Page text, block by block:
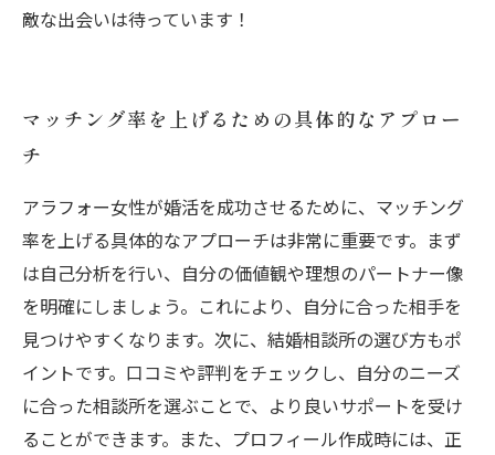
敵な出会いは待っています！
マッチング率を上げるための具体的なアプロー
チ
アラフォー女性が婚活を成功させるために、マッチング
率を上げる具体的なアプローチは非常に重要です。まず
は自己分析を行い、自分の価値観や理想のパートナー像
を明確にしましょう。これにより、自分に合った相手を
見つけやすくなります。次に、結婚相談所の選び方もポ
イントです。口コミや評判をチェックし、自分のニーズ
に合った相談所を選ぶことで、より良いサポートを受け
ることができます。また、プロフィール作成時には、正